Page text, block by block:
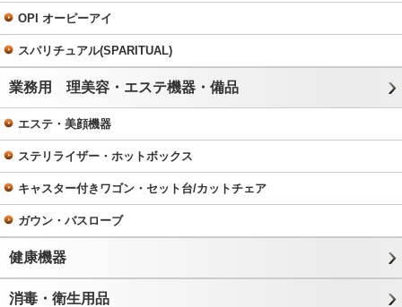
OPI オーピーアイ
スパリチュアル(SPARITUAL)
業務用 理美容・エステ機器・備品
エステ・美顔機器
ステリライザー・ホットボックス
キャスター付きワゴン・セット台/カットチェア
ガウン・バスローブ
健康機器
消毒・衛生用品